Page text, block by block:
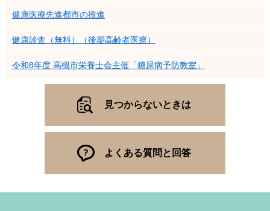
健康医療先進都市の推進
健康診査（無料）（後期高齢者医療）
令和8年度 高槻市栄養士会主催「糖尿病予防教室」
見つからないときは
よくある質問と回答